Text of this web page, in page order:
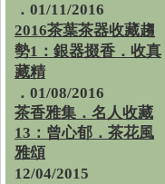
．01/11/2016
2016茶葉茶器收藏趨
勢1：銀器掇香．收真
藏精
．01/08/2016
茶香雅集 ． 名人收藏
13：曾心郁．茶花風
雅頌
12/04/2015